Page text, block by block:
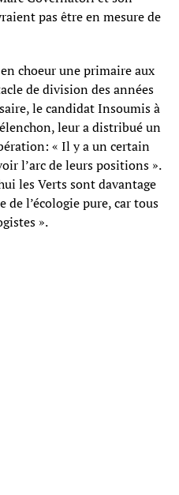
pas être en mesure de
choeur une primaire aux
de division des années
le candidat Insoumis à
leur a distribué un
« Il y a un certain
l’arc de leurs positions ».
les Verts sont davantage
de l’écologie pure, car tous
».